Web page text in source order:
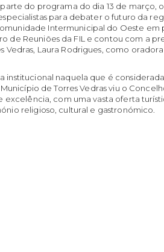
do programa do dia 13 de março,
para debater o futuro da
Intermunicipal do Oeste em
de Reuniões da FIL e contou com a
Vedras, Laura Rodrigues, como
institucional naquela que é
de Torres Vedras viu o
excelência, com uma vasta oferta
religioso, cultural e gastronómico.